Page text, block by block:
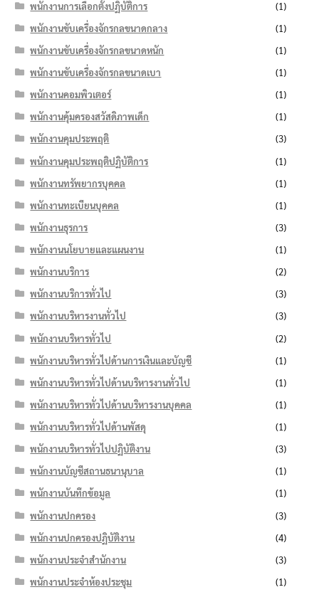
พนักงานการเลือกตั้งปฏิบัติการ
(1)
พนักงานขับเครื่องจักรกลขนาดกลาง
(1)
พนักงานขับเครื่องจักรกลขนาดหนัก
(1)
พนักงานขับเครื่องจักรกลขนาดเบา
(1)
พนักงานคอมพิวเตอร์
(1)
พนักงานคุ้มครองสวัสดิภาพเด็ก
(1)
พนักงานคุมประพฤติ
(3)
พนักงานคุมประพฤติปฏิบัติการ
(1)
พนักงานทรัพยากรบุคคล
(1)
พนักงานทะเบียนบุคคล
(1)
พนักงานธุรการ
(3)
พนักงานนโยบายและแผนงาน
(1)
พนักงานบริการ
(2)
พนักงานบริการทั่วไป
(3)
พนักงานบริหารงานทั่วไป
(3)
พนักงานบริหารทั่วไป
(2)
พนักงานบริหารทั่วไปด้านการเงินและบัญชี
(1)
พนักงานบริหารทั่วไปด้านบริหารงานทั่วไป
(1)
พนักงานบริหารทั่วไปด้านบริหารงานบุคคล
(1)
พนักงานบริหารทั่วไปด้านพัสดุ
(1)
พนักงานบริหารทั่วไปปฏิบัติงาน
(3)
พนักงานบัญชีสถานธนานุบาล
(1)
พนักงานบันทึกข้อมูล
(1)
พนักงานปกครอง
(3)
พนักงานปกครองปฏิบัติงาน
(4)
พนักงานประจำสำนักงาน
(3)
พนักงานประจำห้องประชุม
(1)